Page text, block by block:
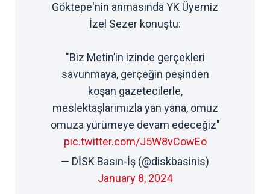
Göktepe'nin anmasında YK Üyemiz
İzel Sezer konuştu:
"Biz Metin’in izinde gerçekleri
savunmaya, gerçeğin peşinden
koşan gazetecilerle,
meslektaşlarımızla yan yana, omuz
omuza yürümeye devam edeceğiz"
pic.twitter.com/J5W8vCowEo
— DİSK Basın-İş (@diskbasinis)
January 8, 2024